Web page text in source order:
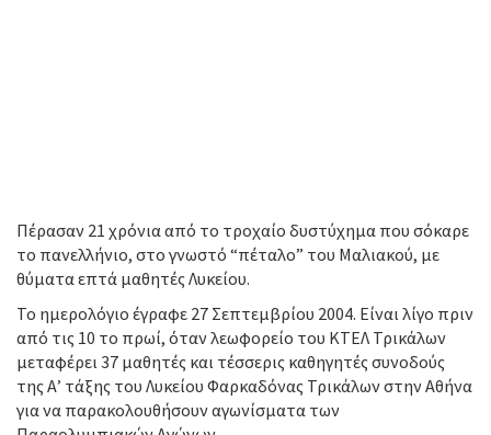
Πέρασαν 21 χρόνια από το τροχαίο δυστύχημα που σόκαρε
το πανελλήνιο, στο γνωστό “πέταλο” του Μαλιακού, με
θύματα επτά μαθητές Λυκείου.
Το ημερολόγιο έγραφε 27 Σεπτεμβρίου 2004. Είναι λίγο πριν
από τις 10 το πρωί, όταν λεωφορείο του ΚΤΕΛ Τρικάλων
μεταφέρει 37 μαθητές και τέσσερις καθηγητές συνοδούς
της Α’ τάξης του Λυκείου Φαρκαδόνας Τρικάλων στην Αθήνα
για να παρακολουθήσουν αγωνίσματα των